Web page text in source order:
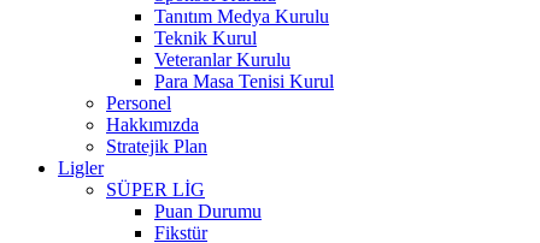
Tanıtım Medya Kurulu
Teknik Kurul
Veteranlar Kurulu
Para Masa Tenisi Kurul
Personel
Hakkımızda
Stratejik Plan
Ligler
SÜPER LİG
Puan Durumu
Fikstür